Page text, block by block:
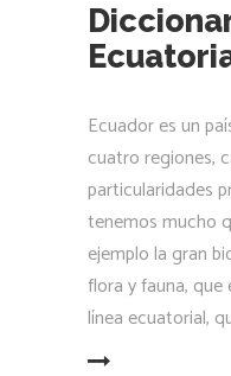
Ecuador es un
cuatro regiones,
particularidades
tenemos mucho
ejemplo la gran
flora y fauna,
línea ecuatorial,